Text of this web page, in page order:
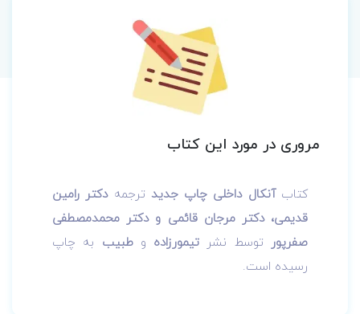
مروری در مورد این کتاب
کتاب آنکال داخلی چاپ جدید ترجمهدکتر رامین
قدیمی، دکتر مرجان قائمی و دکتر محمدمصطفی
صفرپور توسط نشر تیمورزاده وطبیب به چاپ
رسیده است.